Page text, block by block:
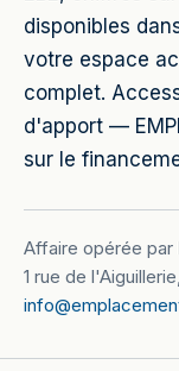
disponibles
votre espace
complet.
d'apport —
sur le
Affaire opérée par
1 rue de